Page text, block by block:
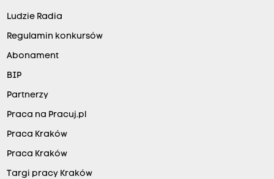
Ludzie Radia
Regulamin konkursów
Abonament
BIP
Partnerzy
Praca na Pracuj.pl
Praca Kraków
Praca Kraków
Targi pracy Kraków